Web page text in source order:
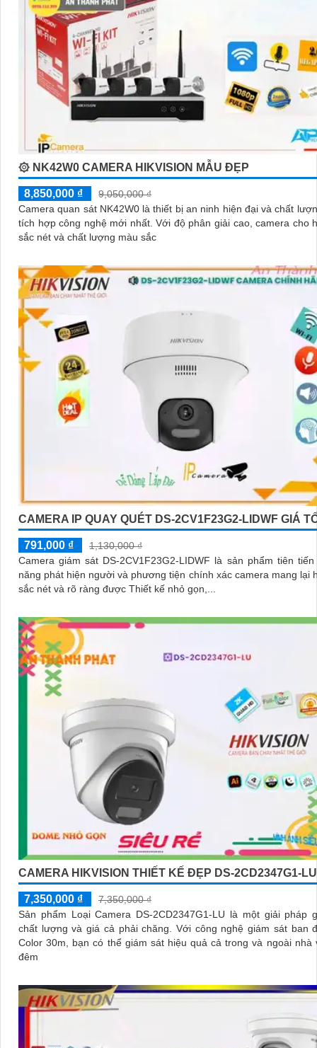
۞ NK42W0 CAMERA HIKVISION MẪU ĐẸP
8,850,000 ₫
9,050,000 ₫
Camera quan sát NK42W0 là thiết bị an ninh hiện đại và chất
tích hợp công nghệ mới nhất. Với độ phân giải cao, camera cho hình ảnh
sắc nét và chất lượng màu sắc
CAMERA IP QUAY QUÉT DS-2CV1F23G2-LIDWF GIÁ
791,000 ₫
1,130,000 ₫
Camera giám sát DS-2CV1F23G2-LIDWF là sản phẩm tiên
năng phát hiện người và phương tiện chính xác camera mang lại
sắc nét và rõ ràng được Thiết kế nhỏ gọn,...
CAMERA HIKVISION THIẾT KẾ ĐẸP DS-2CD2347G1-LU
7,350,000 ₫
7,350,000 ₫
Sản phẩm Loại Camera DS-2CD2347G1-LU là một giải pháp
chất lượng và giá cả phải chăng. Với công nghệ giám sát ban đêm Full
Color 30m, bạn có thể giám sát hiệu quả cả trong và ngoài nhà
đêm